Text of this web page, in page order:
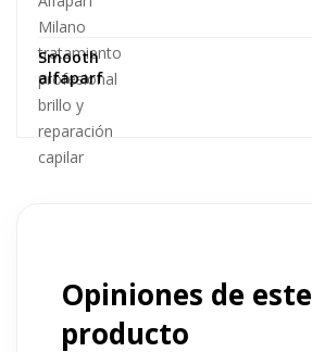
Smooth
alfaparf
Opiniones de este
producto